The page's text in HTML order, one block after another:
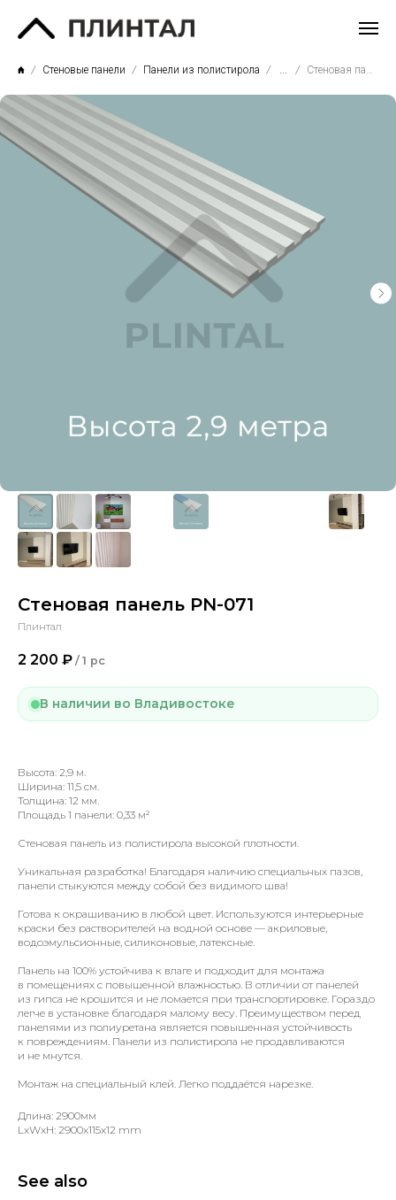
Стеновые панели Панели из полистирола
Стеновая панель PN-071
Плинтал
2 200 ₽ / 1 pc
В наличии во Владивостоке
Высота: 2,9 м.
Ширина: 11,5 см.
Толщина: 12 мм.
Площадь 1 панели: 0,33 м²
Стеновая панель из полистирола высокой плотности.
Уникальная разработка! Благодаря наличию специальных пазов,
панели стыкуются между собой без видимого шва!
Готова к окрашиванию в любой цвет. Используются интерьерные
краски без растворителей на водной основе — акриловые,
водоэмульсионные, силиконовые, латексные.
Панель на 100% устойчива к влаге и подходит для монтажа
в помещениях с повышенной влажностью. В отличии от панелей
из гипса не крошится и не ломается при транспортировке. Гораздо
легче в установке благодаря малому весу. Преимуществом перед
панелями из полиуретана является повышенная устойчивость
к повреждениям. Панели из полистирола не продавливаются
и не мнутся.
Монтаж на специальный клей. Легко поддаётся нарезке.
Длина: 2900мм
LxWxH: 2900x115x12 mm
See also